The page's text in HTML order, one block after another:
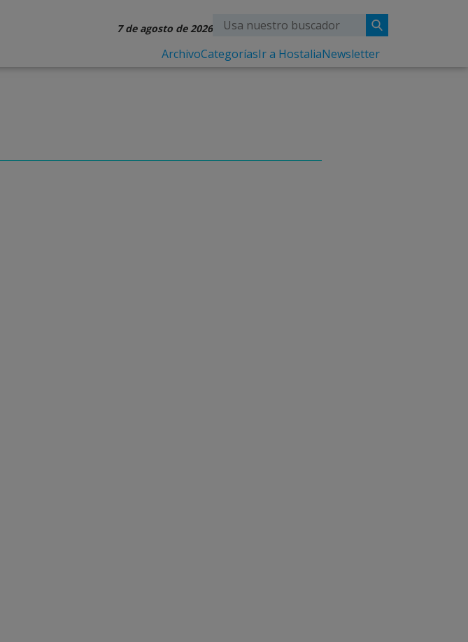
7 de agosto de 2026
ArchivoCategoríasIr a HostaliaNewsletter